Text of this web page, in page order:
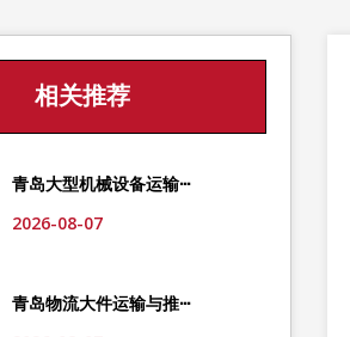
相关推荐
青岛大型机械设备运输···
2026-08-07
青岛物流大件运输与推···